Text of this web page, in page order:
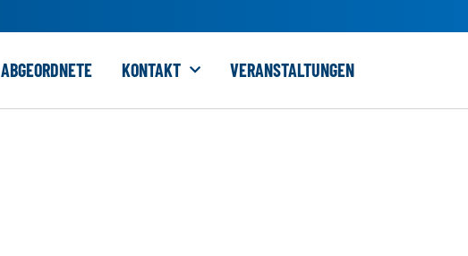
ABGEORDNETE KONTAKT VERANSTALTUNGEN